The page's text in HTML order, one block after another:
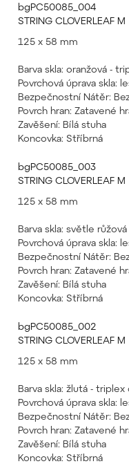
bgPC50085_004
STRING CLOVERLEAF M
125 x 58 mm
Barva skla: oranžová -
Povrchová úprava skla:
Bezpečnostní Nátěr:
Povrch hran: Zatavené
Zavěšení: Bílá stuha
Koncovka: Stříbrná
bgPC50085_003
STRING CLOVERLEAF M
125 x 58 mm
Barva skla: světle
Povrchová úprava skla:
Bezpečnostní Nátěr:
Povrch hran: Zatavené
Zavěšení: Bílá stuha
Koncovka: Stříbrná
bgPC50085_002
STRING CLOVERLEAF M
125 x 58 mm
Barva skla: žlutá - triplex
Povrchová úprava skla:
Bezpečnostní Nátěr:
Povrch hran: Zatavené
Zavěšení: Bílá stuha
Koncovka: Stříbrná